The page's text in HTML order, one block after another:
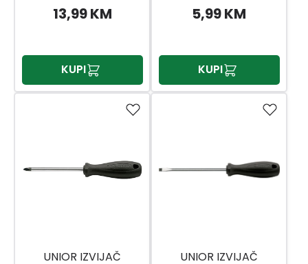
13,99 KM
KUPI
5,99 KM
KUPI
UNIOR IZVIJAČ
UNIOR IZVIJAČ